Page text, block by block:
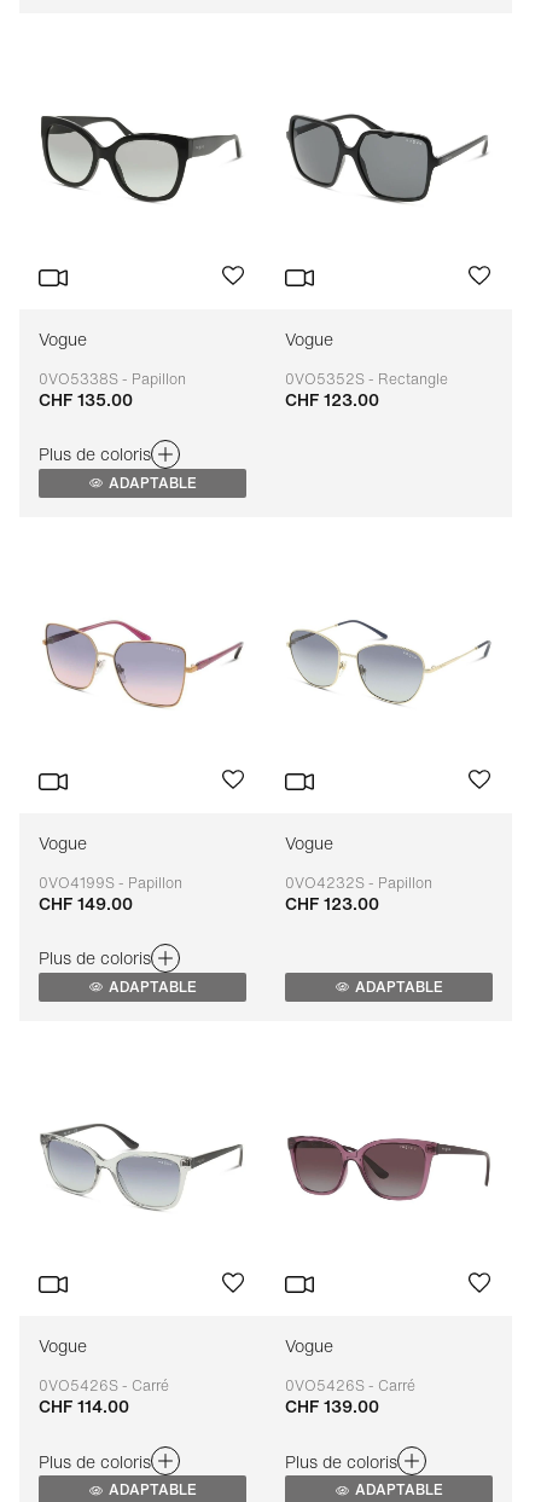
Vogue
0VO5338S - Papillon
Adaptable
CHF 135.00
Plus de coloris
ADAPTABLE
Vogue
0VO5352S - Rectangle
Adaptable
CHF 123.00
Vogue
0VO4199S - Papillon
Adaptable
CHF 149.00
Plus de coloris
ADAPTABLE
Vogue
0VO4232S - Papillon
Adaptable
CHF 123.00
ADAPTABLE
Vogue
0VO5426S - Carré
Adaptable
CHF 114.00
Plus de coloris
ADAPTABLE
Vogue
0VO5426S - Carré
Adaptable
CHF 139.00
Plus de coloris
ADAPTABLE